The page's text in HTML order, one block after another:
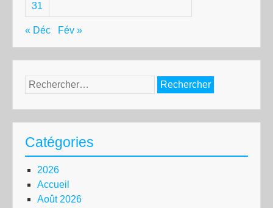
31
« Déc Fév »
Rechercher :
Catégories
2026
Accueil
Août 2026